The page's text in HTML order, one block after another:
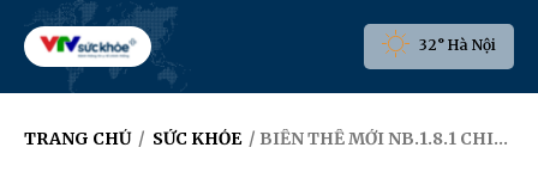
32° Hà Nội
TRANG CHỦ / SỨC KHỎE / BIẾN THỂ MỚI NB.1.8.1 CHIẾM ƯU THẾ TRONG CÁC CA COVID-19 NHẬP VIỆN TẠI VIỆT NAM